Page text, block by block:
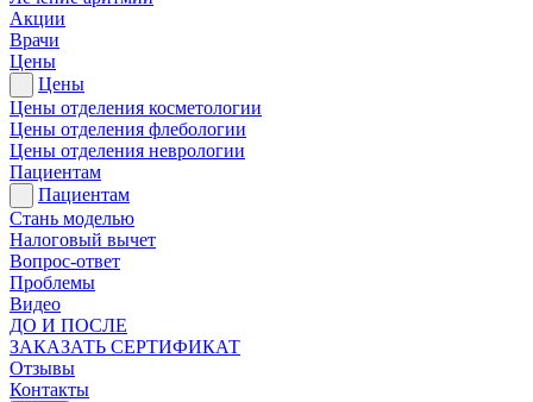
Акции
Врачи
Цены
Цены
Цены отделения косметологии
Цены отделения флебологии
Цены отделения неврологии
Пациентам
Пациентам
Стань моделью
Налоговый вычет
Вопрос-ответ
Проблемы
Видео
ДО И ПОСЛЕ
ЗАКАЗАТЬ СЕРТИФИКАТ
Отзывы
Контакты